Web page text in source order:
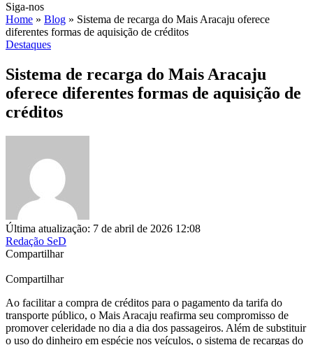
Siga-nos
Home » Blog » Sistema de recarga do Mais Aracaju oferece
diferentes formas de aquisição de créditos
Destaques
Sistema de recarga do Mais Aracaju
oferece diferentes formas de aquisição de
créditos
Última atualização: 7 de abril de 2026 12:08
Redação SeD
Compartilhar
Compartilhar
Ao facilitar a compra de créditos para o pagamento da tarifa do
transporte público, o Mais Aracaju reafirma seu compromisso de
promover celeridade no dia a dia dos passageiros. Além de substituir
o uso do dinheiro em espécie nos veículos, o sistema de recargas do